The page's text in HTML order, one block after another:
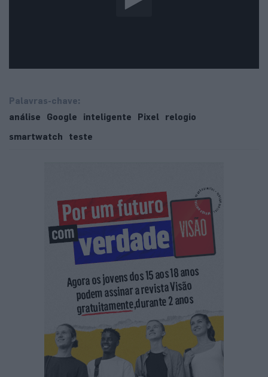
Palavras-chave:
análise
Google inteligente Pixel
relogio
smartwatch
teste